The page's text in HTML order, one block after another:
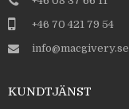
+46 70 421 79 54
info@macgivery.se
KUNDTJÄNST